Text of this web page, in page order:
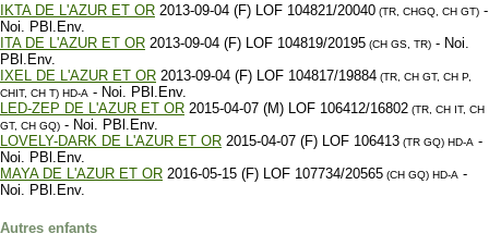
IKTA DE L'AZUR ET OR 2013-09-04 (F) LOF 104821/20040 (TR, CHGQ, CH GT) -
Noi. PBl.Env.
ITA DE L'AZUR ET OR 2013-09-04 (F) LOF 104819/20195 (CH GS, TR) - Noi.
PBl.Env.
IXEL DE L'AZUR ET OR 2013-09-04 (F) LOF 104817/19884 (TR, CH GT, CH P,
CHIT, CH T) HD-A - Noi. PBl.Env.
LED-ZEP DE L'AZUR ET OR 2015-04-07 (M) LOF 106412/16802 (TR, CH IT, CH
GT, CH GQ) - Noi. PBl.Env.
LOVELY-DARK DE L'AZUR ET OR 2015-04-07 (F) LOF 106413 (TR GQ) HD-A -
Noi. PBl.Env.
MAYA DE L'AZUR ET OR 2016-05-15 (F) LOF 107734/20565 (CH GQ) HD-A -
Noi. PBl.Env.
Autres enfants